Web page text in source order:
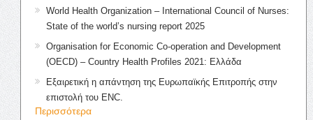
World Health Organization – International Council of Nurses:
State of the world’s nursing report 2025
Organisation for Economic Co-operation and Development
(OECD) – Country Health Profiles 2021: Ελλάδα
Εξαιρετική η απάντηση της Ευρωπαϊκής Επιτροπής στην
επιστολή του ENC.
Περισσότερα